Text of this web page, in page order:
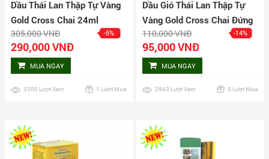
Dầu Thái Lan Thập Tự Vàng
Gold Cross Chai 24ml
305,000 VNĐ -5%
290,000 VNĐ
MUA NGAY
3300 Lượt Xem 1 Lượt Mua
Dầu Gió Thái Lan Thập Tự
Vàng Gold Cross Chai Đứng
3ml
110,000 VNĐ -14%
95,000 VNĐ
MUA NGAY
2943 Lượt Xem 0 Lượt Mua